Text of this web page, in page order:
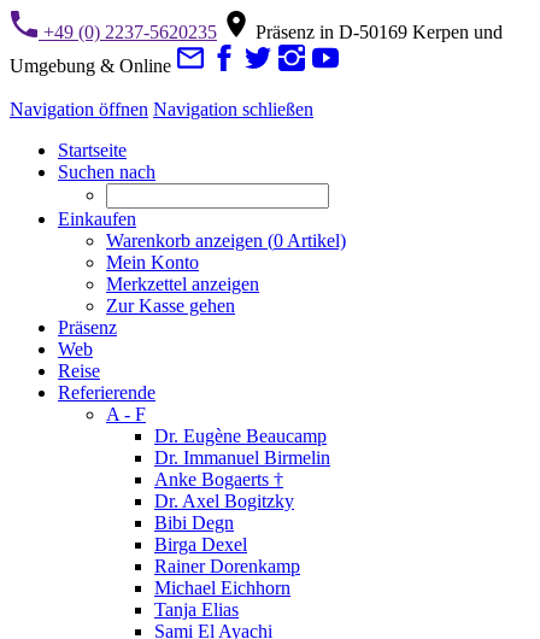
+49 (0) 2237-5620235
Präsenz in D-50169 Kerpen und
Umgebung & Online
Navigation öffnen Navigation schließen
Startseite
Suchen nach
Einkaufen
Warenkorb anzeigen (0 Artikel)
Mein Konto
Merkzettel anzeigen
Zur Kasse gehen
Präsenz
Web
Reise
Referierende
A - F
Dr. Eugène Beaucamp
Dr. Immanuel Birmelin
Anke Bogaerts †
Dr. Axel Bogitzky
Bibi Degn
Birga Dexel
Rainer Dorenkamp
Michael Eichhorn
Tanja Elias
Sami El Ayachi